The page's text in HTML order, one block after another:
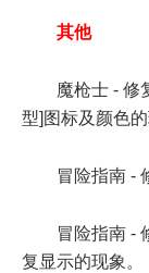
其他
魔枪士 - 修
型]图标及颜色的
冒险指南 -
冒险指南 -
复显示的现象。